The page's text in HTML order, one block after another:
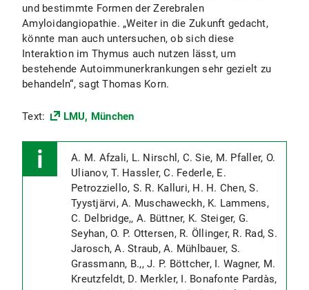
und bestimmte Formen der Zerebralen
Amyloidangiopathie. „Weiter in die Zukunft gedacht,
könnte man auch untersuchen, ob sich diese
Interaktion im Thymus auch nutzen lässt, um
bestehende Autoimmunerkrankungen sehr gezielt zu
behandeln“, sagt Thomas Korn.
Text: LMU, München
A. M. Afzali, L. Nirschl, C. Sie, M. Pfaller, O.
Ulianov, T. Hassler, C. Federle, E.
Petrozziello, S. R. Kalluri, H. H. Chen, S.
Tyystjärvi, A. Muschaweckh, K. Lammens,
C. Delbridge,, A. Büttner, K. Steiger, G.
Seyhan, O. P. Ottersen, R. Öllinger, R. Rad, S.
Jarosch, A. Straub, A. Mühlbauer, S.
Grassmann, B.,, J. P. Böttcher, I. Wagner, M.
Kreutzfeldt, D. Merkler, I. Bonafonte Pardàs,